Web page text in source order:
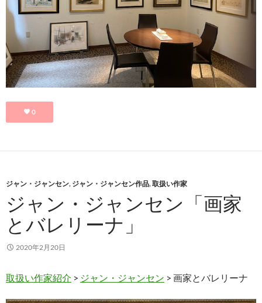
0
ジャン・ジャンセン, ジャン・ジャンセン作品,取扱い作家
ジャン・ジャンセン「画家
とバレリーナ」
2020年2月20日
取扱い作家紹介 > ジャン・ジャンセン > 画家とバレリーナ